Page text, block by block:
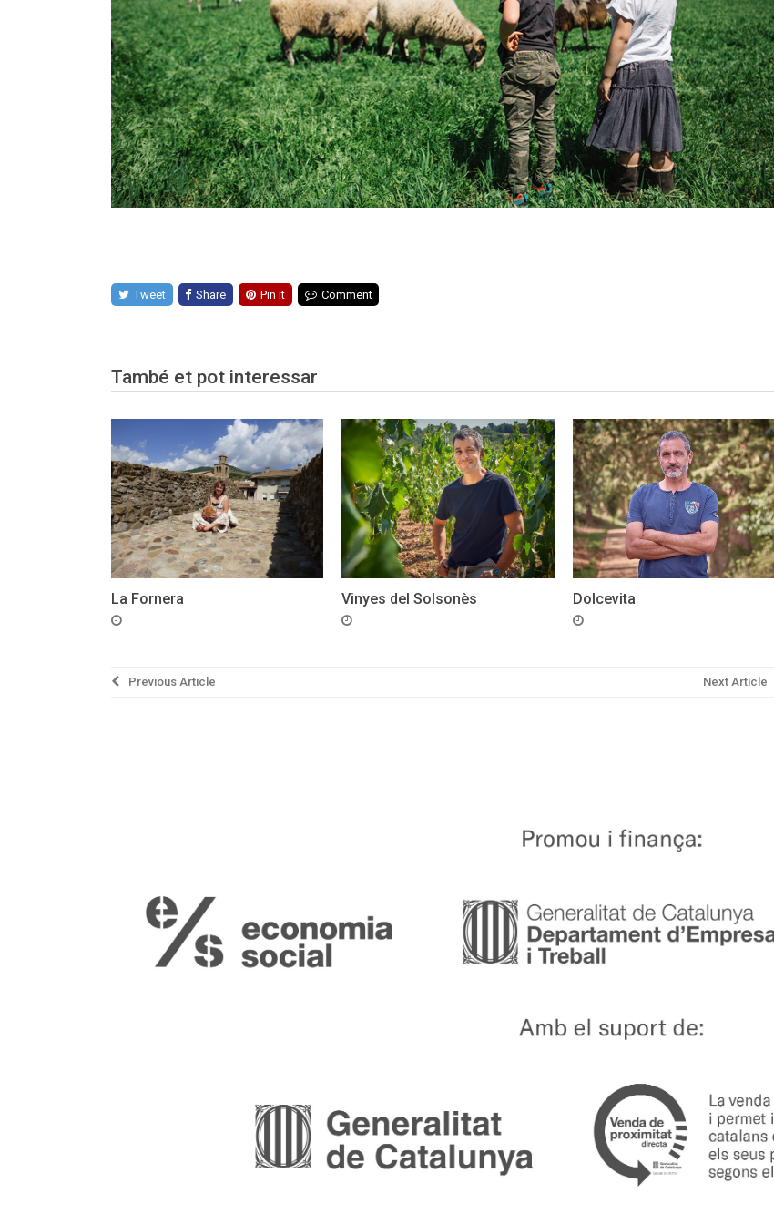
Tweet Share Pin it Comment
També et pot interessar
La Fornera Vinyes del Solsonès Dolcevita
Navegació
Next Article
Previous Article